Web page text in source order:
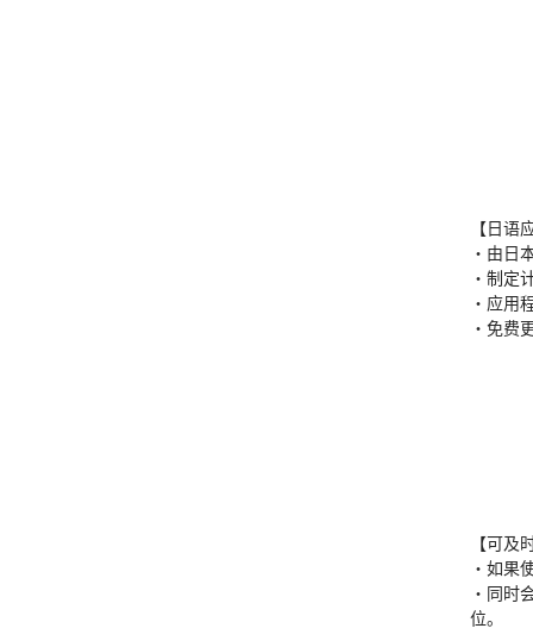
【日语
・由日
・制定
・应用
・免费
【可及
・如果
・同时
位。